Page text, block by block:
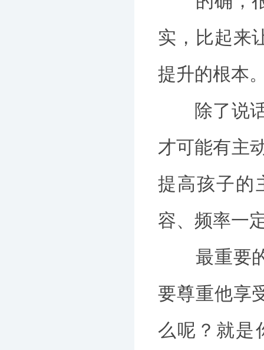
实，比起来
提升的根本
除了说话
才可能有主
提高孩子的
容、频率一
最重要的
要尊重他享
么呢？就是